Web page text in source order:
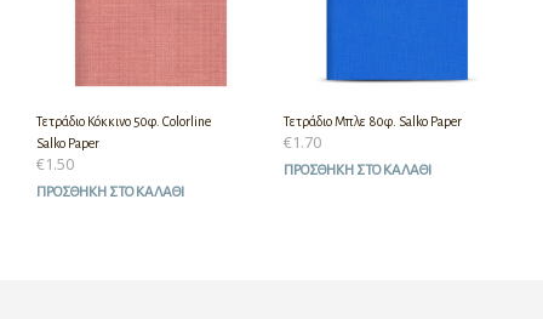
Τετράδιο Κόκκινο 50φ. Colorline
Salko Paper
€1.50
ΠΡΟΣΘΉΚΗ ΣΤΟ ΚΑΛΆΘΙ
Τετράδιο Μπλε 80φ. Salko Paper
€1.70
ΠΡΟΣΘΉΚΗ ΣΤΟ ΚΑΛΆΘΙ